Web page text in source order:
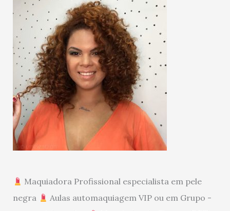
Maquiadora Profissional especialista em pele
negra
Aulas automaquiagem VIP ou em Grupo -